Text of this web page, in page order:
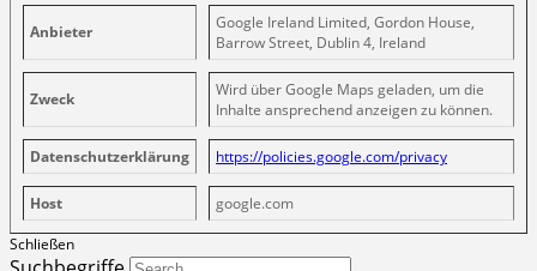
Anbieter
Google Ireland Limited, Gordon House,
Barrow Street, Dublin 4, Ireland
Zweck
Wird über Google Maps geladen, um die
Inhalte ansprechend anzeigen zu können.
Datenschutzerklärung https://policies.google.com/privacy
Host
google.com
Schließen